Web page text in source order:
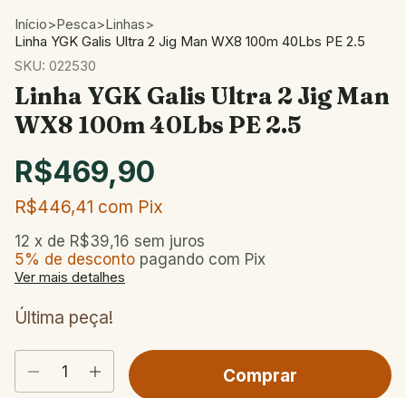
Início>Pesca>Linhas>
Linha YGK Galis Ultra 2 Jig Man WX8 100m 40Lbs PE 2.5
SKU: 022530
Linha YGK Galis Ultra 2 Jig Man
WX8 100m 40Lbs PE 2.5
R$469,90
R$446,41 com Pix
12 x de R$39,16 sem juros
5% de desconto pagando com Pix
Ver mais detalhes
Última peça!